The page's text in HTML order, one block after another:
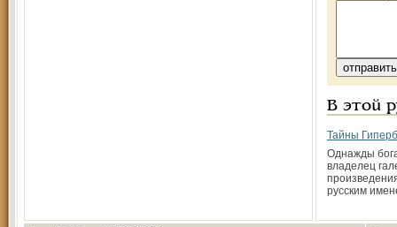
В этой
Тайны
Однажды
владелец
русским